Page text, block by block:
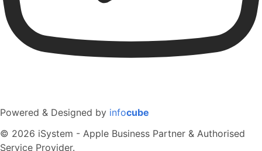
Powered & Designed by infocube
© 2026 iSystem - Apple Business Partner & Authorised
Service Provider.